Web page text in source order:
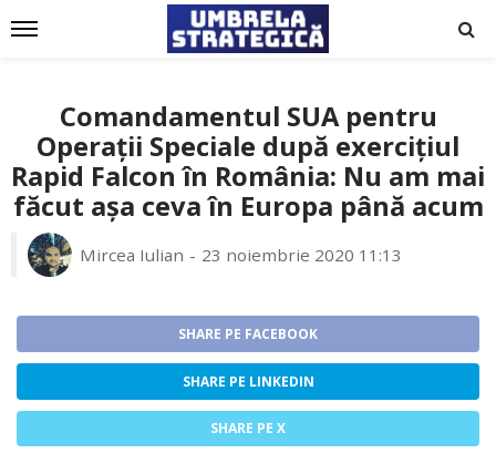
Comandamentul SUA pentru
Operații Speciale după exercițiul
Rapid Falcon în România: Nu am mai
făcut așa ceva în Europa până acum
Mircea Iulian 23 noiembrie 2020 11:13
SHARE PE FACEBOOK
SHARE PE LINKEDIN
SHARE PE X